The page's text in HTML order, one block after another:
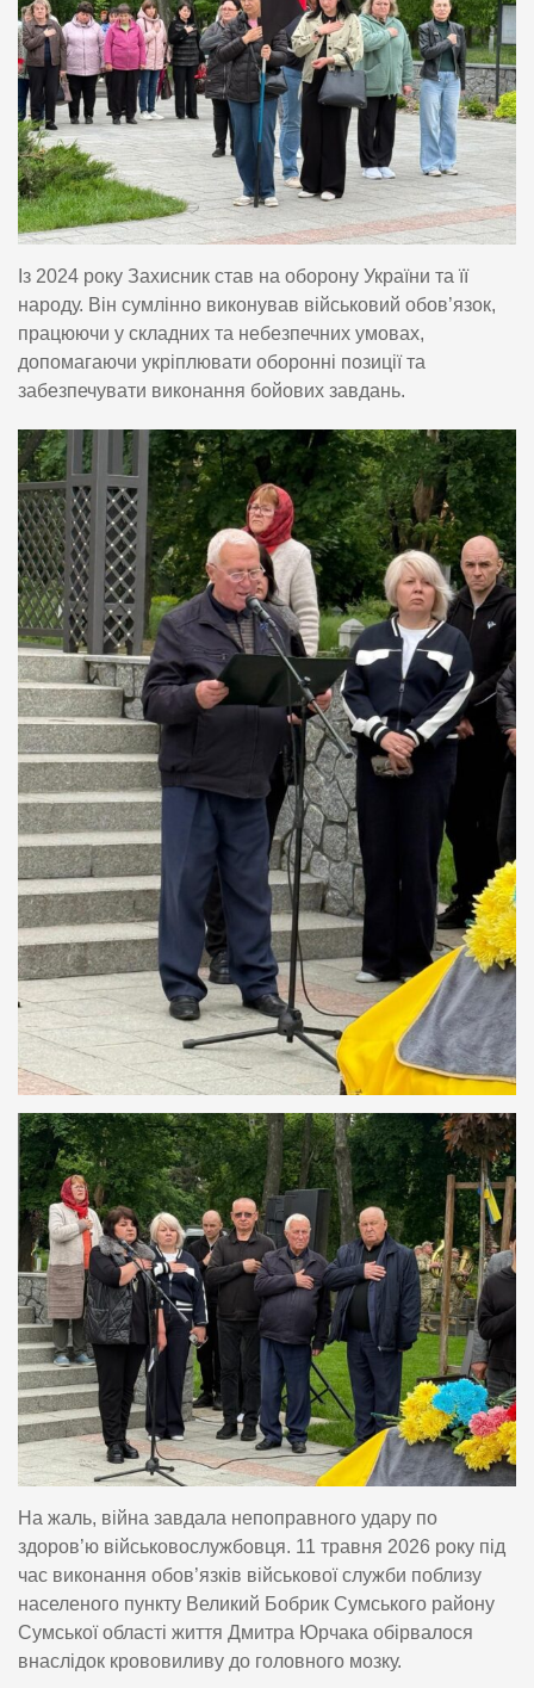
Із 2024 року Захисник став на оборону України та її
народу. Він сумлінно виконував військовий обов’язок,
працюючи у складних та небезпечних умовах,
допомагаючи укріплювати оборонні позиції та
забезпечувати виконання бойових завдань.
На жаль, війна завдала непоправного удару по
здоров’ю військовослужбовця. 11 травня 2026 року під
час виконання обов’язків військової служби поблизу
населеного пункту Великий Бобрик Сумського району
Сумської області життя Дмитра Юрчака обірвалося
внаслідок крововиливу до головного мозку.